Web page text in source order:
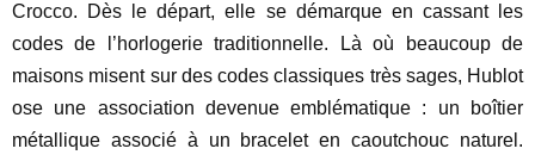
Crocco. Dès le départ, elle se démarque en cassant les
codes de l’horlogerie traditionnelle. Là où beaucoup de
maisons misent sur des codes classiques très sages, Hublot
ose une association devenue emblématique : un boîtier
métallique associé à un bracelet en caoutchouc naturel.